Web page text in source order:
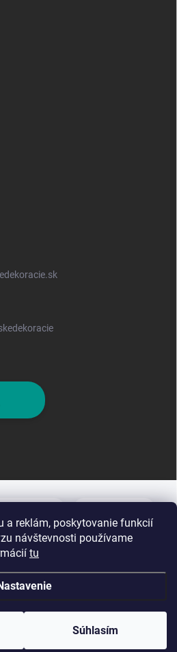
a reklám, poskytovanie funkcií
návštevnosti používame
tu
Súhlasím
Vytvoril Shoptet
. Všetky práva vyhradené.Upraviť